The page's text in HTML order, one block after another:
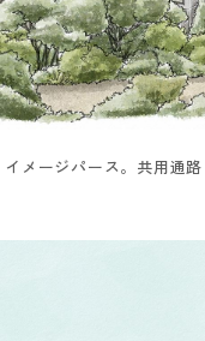
イメージパース。共用通